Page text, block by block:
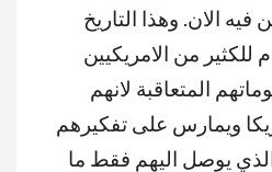
الان. وهذا التاريخ
من الامريكيين
المتعاقبة لانهم
ويمارس على تفكيرهم
الذي يوصل اليهم فقط ما